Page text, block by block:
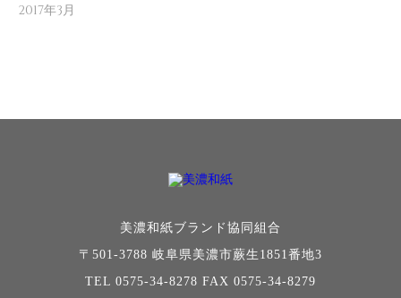
2017年3月
美濃和紙ブランド協同組合
〒501-3788 岐阜県美濃市蕨生1851番地3
TEL 0575-34-8278 FAX 0575-34-8279